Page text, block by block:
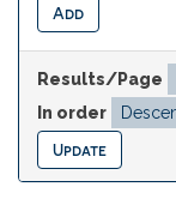
Results/Page
In order